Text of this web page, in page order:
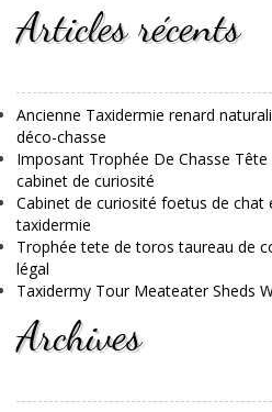
Articles récents
Ancienne Taxidermie renard
déco-chasse
Imposant Trophée De Chasse
cabinet de curiosité
Cabinet de curiosité foetus de chat
taxidermie
Trophée tete de toros taureau de
légal
Taxidermy Tour Meateater Sheds
Archives